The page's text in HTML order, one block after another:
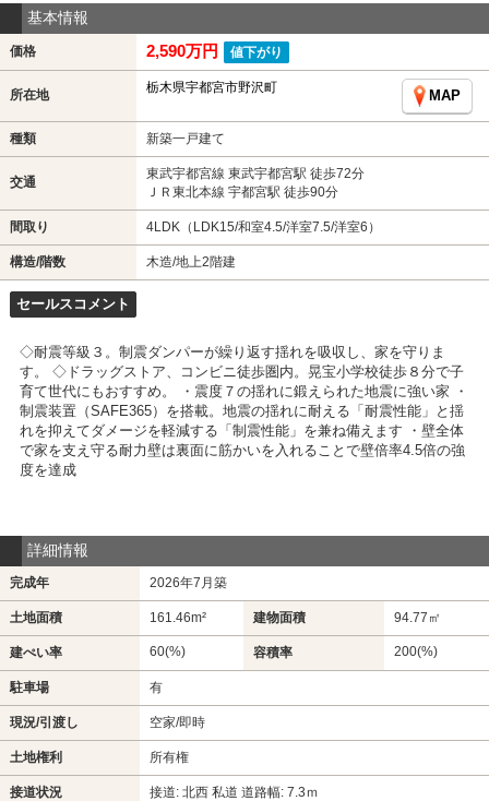
基本情報
価格 2,590万円 値下がり
所在地 栃木県宇都宮市野沢町
MAP
種類 新築一戸建て
交通
東武宇都宮線 東武宇都宮駅 徒歩72分
ＪＲ東北本線 宇都宮駅 徒歩90分
間取り 4LDK（LDK15/和室4.5/洋室7.5/洋室6）
構造/階数 木造/地上2階建
セールスコメント
◇耐震等級３。制震ダンパーが繰り返す揺れを吸収し、家を守りま
す。 ◇ドラッグストア、コンビニ徒歩圏内。晃宝小学校徒歩８分で子
育て世代にもおすすめ。 ・震度７の揺れに鍛えられた地震に強い家 ・
制震装置（SAFE365）を搭載。地震の揺れに耐える「耐震性能」と揺
れを抑えてダメージを軽減する「制震性能」を兼ね備えます ・壁全体
で家を支え守る耐力壁は裏面に筋かいを入れることで壁倍率4.5倍の強
度を達成
詳細情報
完成年 2026年7月築
土地面積 161.46m² 建物面積 94.77㎡
建ぺい率 60(%) 容積率 200(%)
駐車場 有
現況/引渡し 空家/即時
土地権利 所有権
接道状況 接道: 北西 私道 道路幅: 7.3ｍ